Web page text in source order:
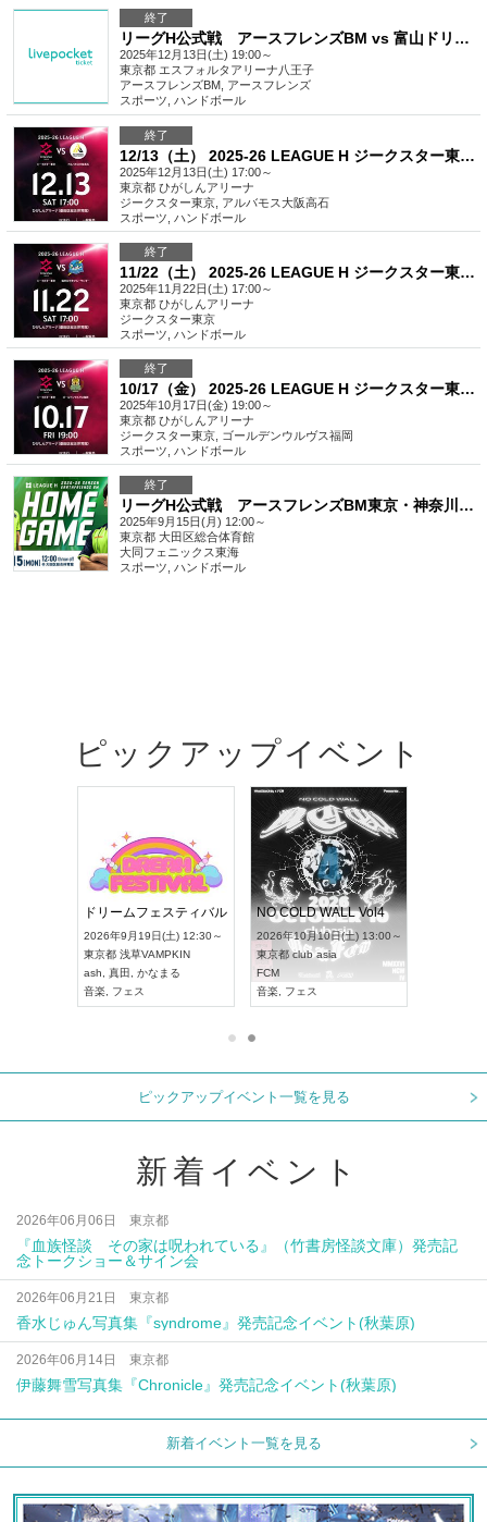
終了
リーグH公式戦 アースフレンズBM vs 富山ドリームス
2025年12月13日(土) 19:00～
東京都 エスフォルタアリーナ八王子
アースフレンズBM, アースフレンズ
スポーツ ハンドボール
終了
12/13（土） 2025-26 LEAGUE H ジークスター東京 vs アルバモス大阪高石
2025年12月13日(土) 17:00～
東京都 ひがしんアリーナ
ジークスター東京, アルバモス大阪高石
スポーツ ハンドボール
終了
11/22（土） 2025-26 LEAGUE H ジークスター東京 vs 福井永平寺ブルーサンダー
2025年11月22日(土) 17:00～
東京都 ひがしんアリーナ
ジークスター東京
スポーツ ハンドボール
終了
10/17（金） 2025-26 LEAGUE H ジークスター東京 vs ゴールデンウルヴス福岡
2025年10月17日(金) 19:00～
東京都 ひがしんアリーナ
ジークスター東京, ゴールデンウルヴス福岡
スポーツ ハンドボール
終了
リーグH公式戦 アースフレンズBM東京・神奈川 vs 大同フェニックス東海
2025年9月15日(月) 12:00～
東京都 大田区総合体育館
大同フェニックス東海
スポーツ ハンドボール
ピックアップイベント
ドリームフェスティバル
2026年9月19日(土) 12:30～
東京都 浅草VAMPKIN
ash
真田
かなまる
音楽
フェス
NO COLD WALL Vol4
2026年10月10日(土) 13:00～
東京都 club asia
FCM
音楽
フェス
ピックアップイベント一覧を見る
新着イベント
2026年06月06日 東京都
『血族怪談 その家は呪われている』（竹書房怪談文庫）発売記
念トークショー＆サイン会
2026年06月21日 東京都
香水じゅん写真集『syndrome』発売記念イベント(秋葉原)
2026年06月14日 東京都
伊藤舞雪写真集『Chronicle』発売記念イベント(秋葉原)
新着イベント一覧を見る